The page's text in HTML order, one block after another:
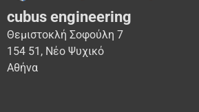
cubus engineering
Θεμιστοκλή Σοφούλη 7
154 51, Νέο Ψυχικό
Αθήνα